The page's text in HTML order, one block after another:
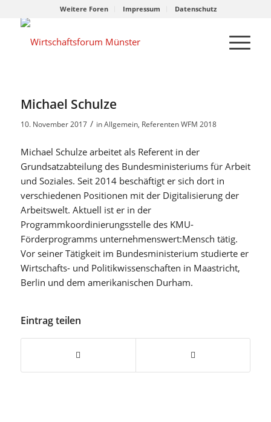
Weitere Foren Impressum Datenschutz
Michael Schulze
10. November 2017 / inAllgemein, Referenten WFM 2018
Michael Schulze arbeitet als Referent in der
Grundsatzabteilung des Bundesministeriums für Arbeit
und Soziales. Seit 2014 beschäftigt er sich dort in
verschiedenen Positionen mit der Digitalisierung der
Arbeitswelt. Aktuell ist er in der
Programmkoordinierungsstelle des KMU-
Förderprogramms unternehmenswert:Mensch tätig.
Vor seiner Tätigkeit im Bundesministerium studierte er
Wirtschafts- und Politikwissenschaften in Maastricht,
Berlin und dem amerikanischen Durham.
Eintrag teilen